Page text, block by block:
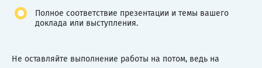
Полное соответствие презентации и темы вашего
доклада или выступления.
Не оставляйте выполнение работы на потом, ведь на